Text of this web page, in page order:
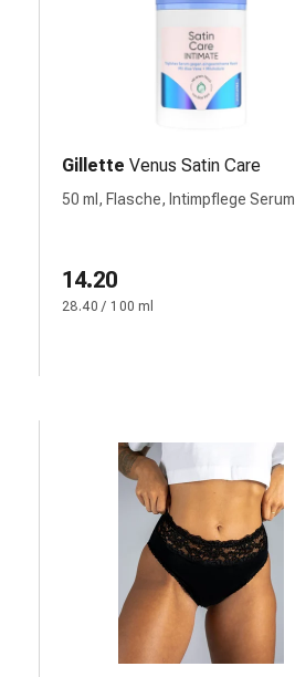
Gillette Venus Satin Care
50 ml, Flasche, Intimpflege Serum
14.20
28.40 / 100 ml